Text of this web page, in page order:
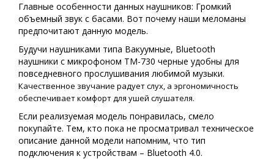
Главные особенности данных наушников: Громкий
объемный звук с басами. Вот почему наши меломаны
предпочитают данную модель.
Будучи наушниками типа Вакуумные, Bluetooth
наушники с микрофоном TM-730 черные удобны для
повседневного прослушивания любимой музыки.
Качественное звучание радует слух, а эргономичность
обеспечивает комфорт для ушей слушателя.
Если реализуемая модель понравилась, смело
покупайте. Тем, кто пока не просматривал техническое
описание данной модели напомним, что тип
подключения к устройствам – Bluetooth 4.0.